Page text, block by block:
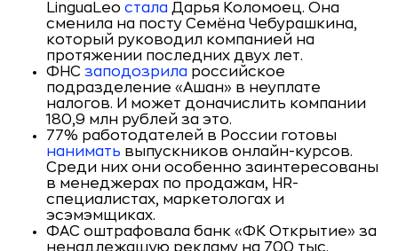
LinguaLeo стала Дарья Коломоец. Она
сменила на посту Семёна Чебурашкина,
который руководил компанией на
протяжении последних двух лет.
ФНС заподозрила российское
подразделение «Ашан» в неуплате
налогов. И может доначислить компании
180,9 млн рублей за это.
77% работодателей в России готовы
нанимать выпускников онлайн-курсов.
Среди них они особенно заинтересованы
в менеджерах по продажам, HR-
специалистах, маркетологах и
эсэмэмщиках.
ФАС оштрафовала банк «ФК Открытие» за
ненадлежащую рекламу на 700 тыс.